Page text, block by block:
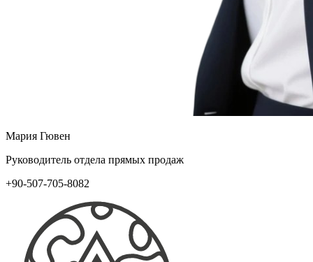
Мария Гювен
Руководитель отдела прямых продаж
+90-507-705-8082